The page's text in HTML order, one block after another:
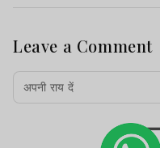
Leave a Comment